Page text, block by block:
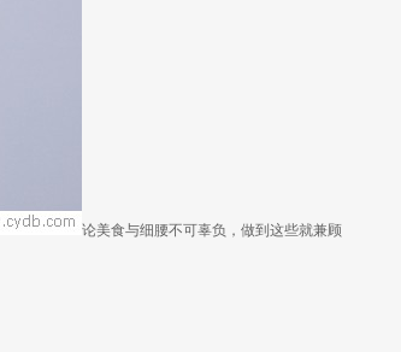
论美食与细腰不可辜负，做到这些就兼顾